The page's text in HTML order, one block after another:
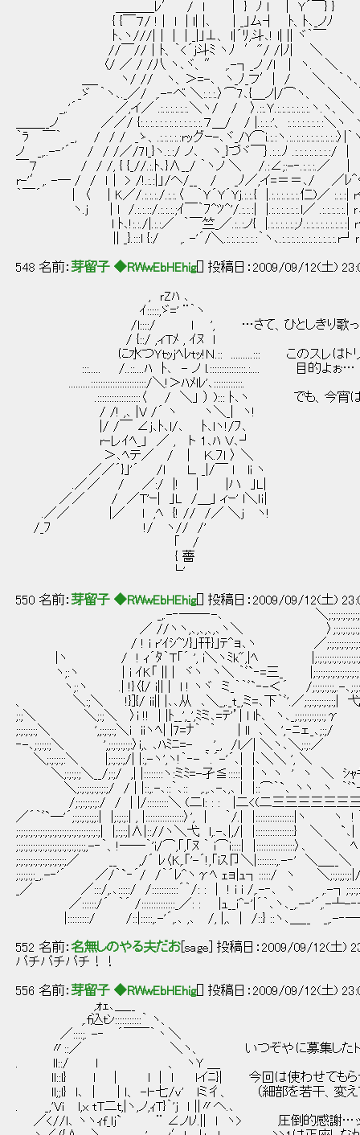
＿＿＿ﾚ′ / ｌ | } ﾉ l | Y´￣} }
{ {￣７/ ! | l | l| |､ | _｣ム┤ ﾄ、ﾄ､_ノﾉ
ﾄ､ヽ///|｜ | | _|｣⊥、 l|´ﾘ,斗､! l| || ヾ｀￣
//￣//｜ﾄ、｀<´j斗ﾐ ヽﾉ ′"/ /|ﾉ| ＼
〈/ ／ / /八 ヽ､ヾ、″ ,.-┐_ノ /l | ヽ. ＼
＿_ ヽ/ // ヽ、＞=-､ ヽ_ﾉ_フ′| / ＼ ｀ヽ、
_ゞ ｀ヽ､._／/ ,.-‐べ ＼:.:.:.〉⌒7､{＿ノ|/⌒ヽ、 ＼ ｀v-
_,.'´ ／,イ／ .:.:.:.:.:.:.＼ヽ/ / 〉.::.Ｙ.:.:.:.:.:.:.:.ヽ.ヽ
＿＿__ノ ／／/ {:.:.:.:.:.:.:.:.:.:.:.:.:.７＿/ / |.:.:.:'、 :.:.:.:.:.:.:.:
｀ﾗ ￣｀ _, / / / _ゝ、.:.:.:.:.:rｯグｰ-､ヾ_/Y⌒i.:.:ヽ
ノ _,..-‐'´ / / /／/7l_}ヽ.:.:/ ノ､ ヽ_}づヾ￣｝.:.:.ﾉ
￣７ / / /, { {_//.:.ﾄ､}∧__/ ｀ヽノ ＼ /.:∠;:-‐.:.:.:.／ | _リ 〉
r-'′,. -― / / ｌ｜ > /!.:.:|」/ヘ/__ / _ﾉ／,イ=＝＝､/ ／ﾚ
｀￣´ | 〈 | K／/.:.:.:./.:.:.〈 ｀Ｙ´Y´Yj.:.:.{ |.:.:.:.:.:.:.仁)／ :.:.:| r
ヽ.j | l /.:.:.::/.:.:.:.;ｲ￣｀ﾌ^ﾂ^'/.:.:.:| |.:.:.:.:.:.:.l／ .:.:.:.:.:.|
l ﾄ､!:.:./|.:.:／ ｀￣竺_／.:..:ノ{ |.:.:.:.:.:.;ﾉ.:.:.:.:.:.:.:.:.:| ｒ
|| _}.:::l {:/ ,. -'´/＼.:.:.:.:.:.:.:｀ヽ､.:.:.:.:.:..:.:.:.:.:.:.r┘ｒ
548 名前： 芽留子 ◆RWwEbHEhig[] 投稿日：2009/09/12(土)
, ｒZﾊ ､
ｲ:::::,ゞ=' ¨｀ヽ
/l::::/ l ', …さて、ひとしきり歌ったと
/ {::/ ,ィTﾒ , ｲﾇ l
に水つＹｔｯjﾍﾚtｯ!Ｎ.:: .........::: このスレはトリビ
:::..... /..::....ﾊ ﾄ､ - ノ l.:::::::::::::::.:.... 目的よぉ…
.........:::::::::::::::::::::::/＼!＞ﾊﾒlﾚ'､::::::::::::.
.::::::::::::::::::〈 / ＼」 ） )::: ﾄ､ヽ でも、今宵
/ /! ,､ |V /´ ヽ ヽ＼_| ヽ!
|/ /￣ ∠j､ﾄ､l/､ ﾄ､lヽ!/ﾌ､
r-レｲﾍ_」 ／ , ト 1､ﾊ Ｖ､┘
＞､ﾍテ／ / ｜ Ｋ.ﾌｌ 〉 ＼
／／´}｣'´ /l Ｌ. _|/￣ l li ヽ
.／／ / ／:/ |! | |ハ ｣L|
／／ / ／T'ｰ| ｣L /＿｣ ィｰ' l＼ｌｉ|
.／／ |／ l ,ﾍ {! // /／ ＼j ヽ!
/_ﾌ !/ ヽ// /'
｢ /
{ 薔
└'
550 名前： 芽留子 ◆RWwEbHEhig[] 投稿日：2009/09/12(土)
_,.-‐──‐-､ ＼
／ //ヽヽ,､,､,､,､ヽ＼ 〉
/ ! i r'ｲｼ^ｿ}｣幵}｣ﾃ^ョ､ヽ ／;:;:;:;:;:;:;:;:;:;:;ゝ ミッ
|ヽ / ! ｨ´ﾀ｀T「´ ', i＼ヽﾐk",|ﾍ
ヽ;:ヽ | i ｲK「 || | ヾヽ ヽ＼ ｀ﾞ`‐=三_
ヽ;:ヽ .| !}〈{/ i|| | l ! ヽヾ ミ_｀｀ﾞ`‐-＜´ /;:;:;:;:;,.-､
、 ＼:;＼ !}]{/ ii|| |､､从 ､＼_,._t_,ミ=､下｀ﾞ'.／;:;:;:;:;:;:;| 弋
;:;＼ ＼;:;＼ 〉i !! | |ﾄ__',_',ﾐミ､=ﾃ'’| l lﾄ､ ヽ､_;:;:;:;:;:;:;γ
;:;:;:;:;＼ ',;:;:;:;＼i iiヽﾍ| |7=ﾅ｀ ｀ | ll ､＼ ',‐ﾆェ_､
‐-､;:;:;:;＼ ',;:;:;:;:;:〉i,、､ﾊﾐﾆ=- _ '_, /l／| ＼ヽ､＼;:;:／
＼;:;:;:;:＼ |;:;:;:;/| |:,-ヽ',ヽ!｀‐- ｀.´-'´､| |､＼＼ ', ＼
＼;:;:;:;＼__/;:;/ ,| |::::::::ヽ:ミﾐ=-孑≦:::::| | ヽ ヽ ' ヽ ＼ ｼｬ
＼;:;:;:;:;:;:;/ / | |::,.-､::｀､:: ,.,.､-､,､ | |::⌒｀`､ ヽヽ ヽ ｀ﾞ
/;:;:;:;:;:/ / | |/:::::::::＼ (二l: : : |二<(二三三三三三三三三
／´｀ﾞ`―'´;:;:;:;:;;:| |;:;:;:| , |::::::::::::::::〉', | ｀/.| |::::::::::::::::|ヽ ヽ ! ＼
;:;:;:;:;:;:;:;:;:;:;:;:;:;:;:;:;:;| |;:;:;|∧|:://ヽ＼弋 l,.-､|,/| |::::::::::::::::} ＼
;:;:;:;:;:;:;:;:;:;:;:;:;:;:;,-‐｀、!──｀'i/⌒,｢,｢ﾇ ｀ i⌒i::::| |::::::::::::::::〉､ ＼
;:;:;:;:;:;:;:;:;:;:;／ __ ,/´ ﾚ〈K,.｢'-´!,「iｽ卩＼|::::::::,.-‐' ＼＿__＼ |_,/
;:;:;:;:_,.-‐'´ ／/｀`‐´/ /｀´ﾚ^ヽγﾍ ｪョ|ｭ┐:::::/ ヽ ＼;:;:;;:;:|/
_／ ／:::/,.､:::::/ /:::::::::::´｀/: : | ! i i /,.-‐､ ヽ ,.-
／::::::/´ ｀´ /::::::::::::::_／: : |ｭ__i^‐'|´｀､ヽ､_,.-‐'´,.-┴-‐‐'´
|:::::::::/ /::|:::::,.-'´,.､ ,､ /, |,、 | /::} ::ヽ､＿__ _,.-
552 名前： 名無しのやる夫だお [sage] 投稿日：2009/09/12(土)
パチパチパチ！！
556 名前： 芽留子 ◆RWwEbHEhig[] 投稿日：2009/09/12(土)
,ｫｪ､＿__
,.f込ｔﾝ:::::::::::｀ ヽ、
／::::;. -‐ ´￣￣｀丶＼
〃::／ ＼ヽ、 いつぞやに募集したトリビ
. ll::/ l 、 ヽY ＿
ll::l} ｌ | l | l lイﾆ}| 今回は使わせてもらう
ll;;l} l､ | | ｌ、 -l‐七/ｖ' lミ彳、 （細部を若干、変えてい
. _,'Vｉ l,x tT二ｔ,|ヽ,ノ,ｨT}｀'j ｌ ||〃へ.､
／<//l､ ヽヽｨf_lｊ` ¨ ∠ノlﾉ.|| l ヽ> 圧倒的感謝…ッ